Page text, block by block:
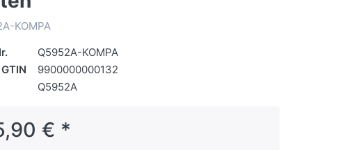
KOMPA
Q5952A-KOMPA
9900000000132
Q5952A
€ *